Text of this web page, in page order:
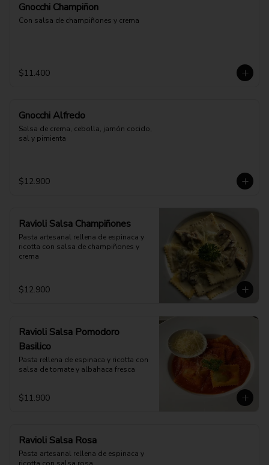
Gnocchi Champiñon
Con salsa de champiñones y crema
$11.400
Gnocchi Alfredo
Salsa de crema, cebolla, jamón cocido,
sal y pimienta
$12.900
Ravioli Salsa Champiñones
Pasta artesanal rellena de espinaca y
ricotta con salsa de champiñones y
crema
$12.900
Ravioli Salsa Pomodoro
Basilico
Pasta rellena de espinaca y ricotta con
salsa de tomate y albahaca fresca
$11.900
Ravioli Salsa Rosa
Pasta artesanal rellena de espinaca y